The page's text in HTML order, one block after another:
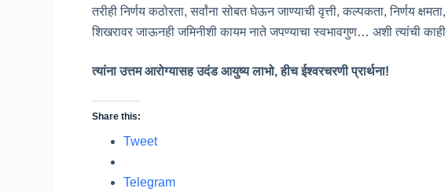
तरीही निर्णय कठोरता, सर्वांना सोबत घेऊन जाण्याची वृत्ती, कल्पकता, निर्णय
शिखरावर जाऊनही जमिनीशी कायम नाते जपण्याचा स्वभावगुण… अशी त्यांची
त्यांना उत्तम आरोग्यासह उदंड आयुष्य लाभो, हीच ईश्वरचरणी प्रार्थना!
Share this:
Tweet
Telegram